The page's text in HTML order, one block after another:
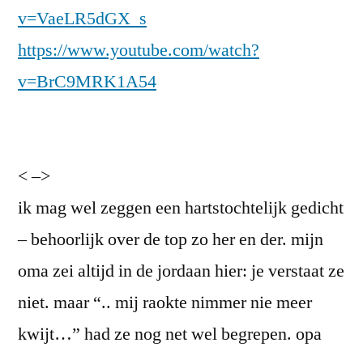
v=VaeLR5dGX_s
https://www.youtube.com/watch?
v=BrC9MRK1A54
< –>
ik mag wel zeggen een hartstochtelijk gedicht
– behoorlijk over de top zo her en der. mijn
oma zei altijd in de jordaan hier: je verstaat ze
niet. maar “.. mij raokte nimmer nie meer
kwijt…” had ze nog net wel begrepen. opa